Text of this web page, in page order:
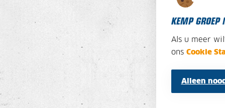
KEMP GROEP
Als u meer
ons Cookie
Alleen